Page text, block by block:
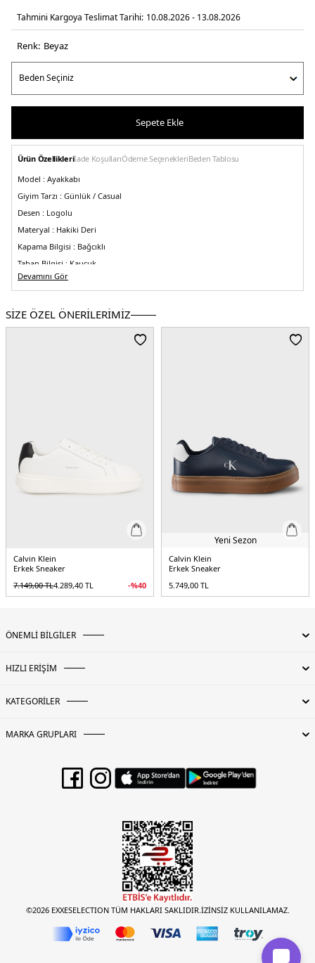
Tahmini Kargoya Teslimat Tarihi: 10.08.2026 - 13.08.2026
Renk: beyaz
Sepete Ekle
Ürün Özellikleriİade KoşullarıÖdeme SeçenekleriBeden Tablosu
Model : Ayakkabı
Giyim Tarzı : Günlük / Casual
Desen : Logolu
Materyal : Hakiki Deri
Kapama Bilgisi : Bağcıklı
Taban Bilgisi : Kauçuk
Burun Tipi :Yuvarlak Burun
5DE1YM0YM0146101W.25
Devamını Gör
SİZE ÖZEL ÖNERİLERİMİZ
Calvin Klein
Erkek Sneaker
7.149,00TL4.289,40 TL -%40
Yeni Sezon
Calvin Klein
Erkek Sneaker
5.749,00 TL
ÖNEMLİ BİLGİLER
HIZLI ERİŞİM
KATEGORİLER
MARKA GRUPLARI
©2026 EXXESELECTION TÜM HAKLARI SAKLIDIR.İZİNSİZ KULLANILAMAZ.